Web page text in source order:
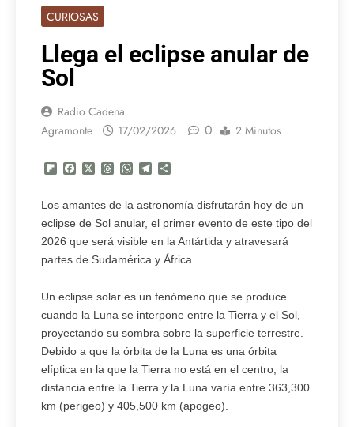
CURIOSAS
Llega el eclipse anular de
Sol
Radio Cadena
Agramonte
17/02/2026 0 2 Minutos
Flipboard
FacebookThreadsWhatsApp
Telegram
Los amantes de la astronomía disfrutarán hoy de un
eclipse de Sol anular, el primer evento de este tipo del
2026 que será visible en la Antártida y atravesará
partes de Sudamérica y África.
Un eclipse solar es un fenómeno que se produce
cuando la Luna se interpone entre la Tierra y el Sol,
proyectando su sombra sobre la superficie terrestre.
Debido a que la órbita de la Luna es una órbita
elíptica en la que la Tierra no está en el centro, la
distancia entre la Tierra y la Luna varía entre 363,300
km (perigeo) y 405,500 km (apogeo).